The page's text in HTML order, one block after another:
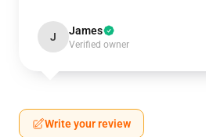
J James
Verified owner
Write your review